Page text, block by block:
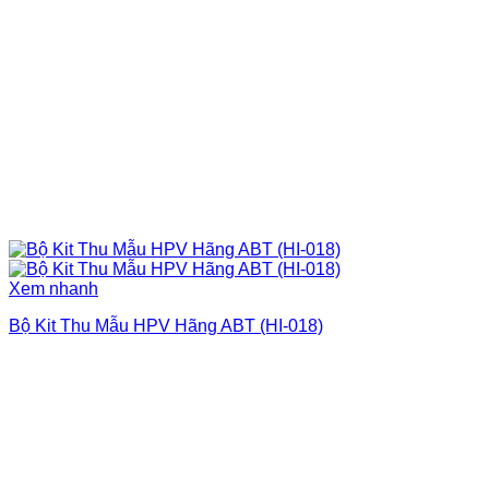
Xem nhanh
Bộ Kit Thu Mẫu HPV Hãng ABT (HI-018)